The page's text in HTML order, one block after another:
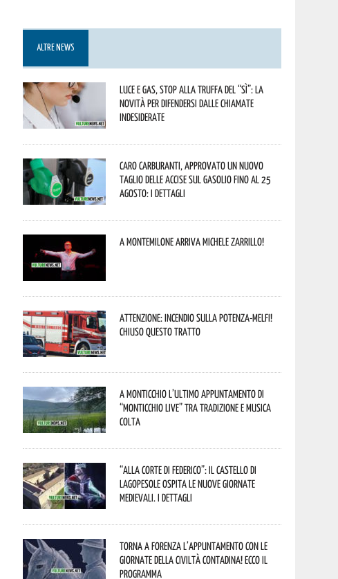
ALTRE NEWS
Luce e gas, stop alla truffa del “Sì”: la
novità per difendersi dalle chiamate
indesiderate
Caro carburanti, approvato un nuovo
taglio delle accise sul gasolio fino al 25
agosto: i dettagli
A Montemilone arriva Michele Zarrillo!
Attenzione: incendio sulla Potenza-Melfi!
Chiuso questo tratto
A Monticchio l’ultimo appuntamento di
“Monticchio Live” tra tradizione e musica
colta
“Alla corte di Federico”: il Castello di
Lagopesole ospita le nuove Giornate
Medievali. I dettagli
Torna a Forenza l’appuntamento con le
Giornate della Civiltà Contadina! Ecco il
programma